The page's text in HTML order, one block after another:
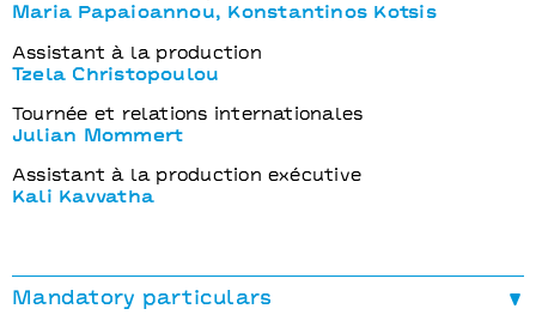
Maria Papaioannou, Konstantinos Kotsis
Assistant à la production
Tzela Christopoulou
Tournée et relations internationales
Julian Mommert
Assistant à la production exécutive
Kali Kavvatha
Mandatory particulars